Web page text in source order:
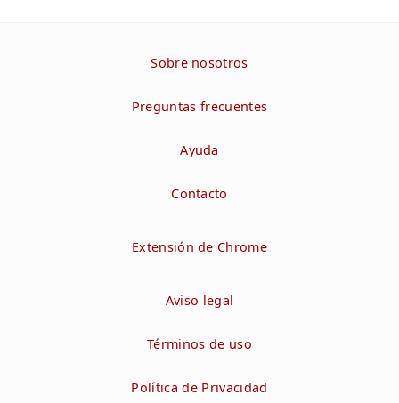
Sobre nosotros
Preguntas frecuentes
Ayuda
Contacto
Extensión de Chrome
Aviso legal
Términos de uso
Política de Privacidad